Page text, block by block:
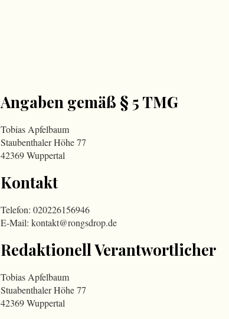
Angaben gemäß § 5 TMG
Tobias Apfelbaum
Staubenthaler Höhe 77
42369 Wuppertal
Kontakt
Telefon: 020226156946
E-Mail: kontakt@rongsdrop.de
Redaktionell Verantwortlicher
Tobias Apfelbaum
Stuabenthaler Höhe 77
42369 Wuppertal